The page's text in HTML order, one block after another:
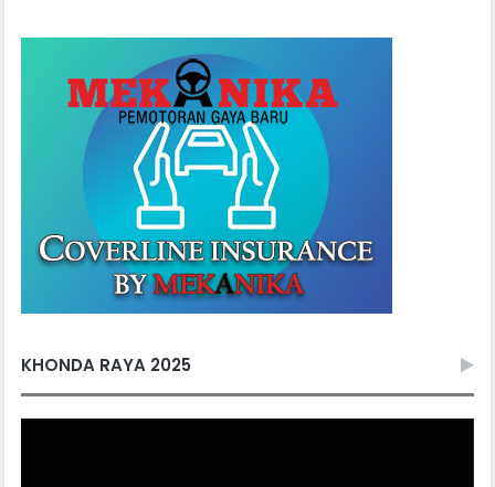
KHONDA RAYA 2025